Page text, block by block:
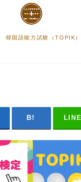
韓国語能力試験（TOPIK）
LINE